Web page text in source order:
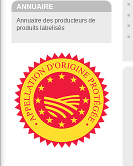
ANNUAIRE
Annuaire des producteurs de
produits labelisés